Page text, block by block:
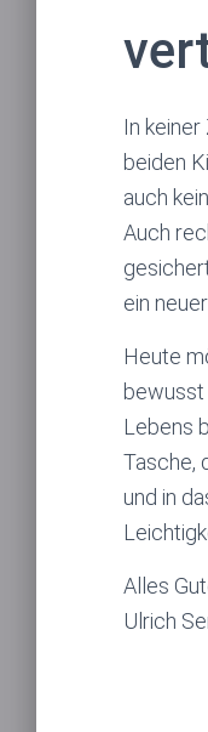
In
beiden
auch
Auch
ein
Heute
bewusst
Lebens
Tasche,
und in
Alles
Ulrich